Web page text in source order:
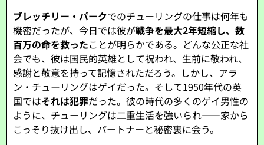
ブレッチリー・パークでのチューリングの仕事は何年も
機密だったが、今日では彼が戦争を最大2年短縮し、数
百万の命を救ったことが明らかである。どんな公正な社
会でも、彼は国民的英雄として祝われ、生前に敬われ、
感謝と敬意を持って記憶されただろう。しかし、アラ
ン・チューリングはゲイだった。そして1950年代の英
国ではそれは犯罪だった。彼の時代の多くのゲイ男性の
ように、チューリングは二重生活を強いられ——家から
こっそり抜け出し、パートナーと秘密裏に会う。